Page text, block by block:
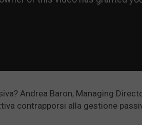
Andrea Baron, Managing
contrapporsi alla gestione